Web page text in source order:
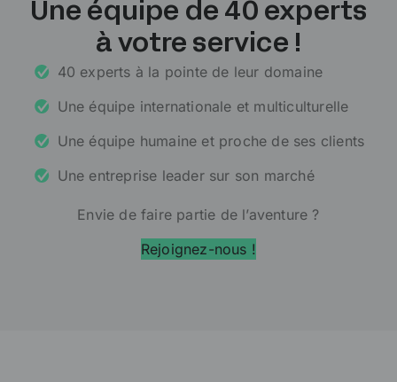
Une équipe de 40 experts
à votre service !
40 experts à la pointe de leur domaine
Une équipe internationale et multiculturelle
Une équipe humaine et proche de ses clients
Une entreprise leader sur son marché
Envie de faire partie de l’aventure ?
Rejoignez-nous !